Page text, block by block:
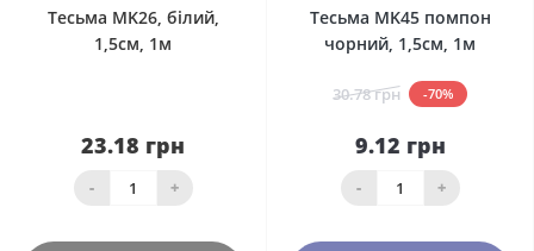
Тесьма MK26, білий,
1,5см, 1м
23.18 грн
- +
Тесьма MK45 помпон
чорний, 1,5см, 1м
30.78 грн -70%
9.12 грн
- +